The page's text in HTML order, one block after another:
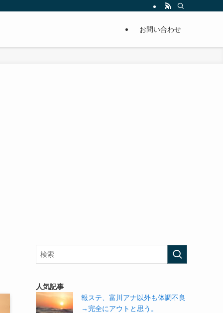
痩せることが出来るように分かりやすくまとめています。
お問い合わせ
人気記事
報ステ、富川アナ以外も体調不良
→完全にアウトと思う。